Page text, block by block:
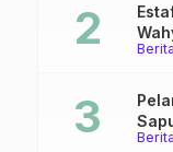
Berita
Berita